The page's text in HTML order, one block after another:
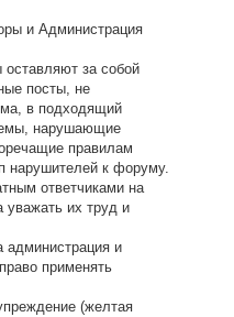
и Администрация
за собой
посты, не
в подходящий
нарушающие
правилам
нарушителей к форуму.
ответчиками на
их труд и
и
применять
(желтая